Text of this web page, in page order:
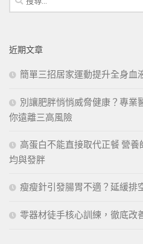
尋
字:
近期文章
簡單三招居家運動提升全身血
別讓肥胖悄悄威脅健康？專業
你遠離三高風險
高蛋白不能直接取代正餐 營
均與發胖
瘦瘦針引發腸胃不適？延緩排
零器材徒手核心訓練，徹底改